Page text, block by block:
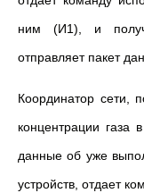
ним (И1), и
отправляет пакет
Координатор сети,
концентрации газа
данные об уже
устройств, отдает